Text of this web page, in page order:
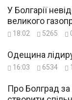
У Болгарії
великого
18:02 5265
Одещина
16:03 6534 1
Про Болград